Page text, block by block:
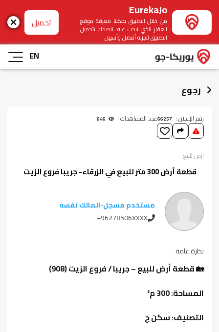
EurekaJo
من خلال التطبيق يمكننا معرفة موقع
العقار الذي تبحث عنه. ننصحك بتحميل
التطبيق لتجربة أفضل وأسهل
تحميل
EN
رجوع
رقم الإعلان : 66257عدد المشاهدات :
ارضللبيع
قطعة أرض 300 متر للبيع في الزرقاء- جريبا فروع الزيت
مستخدم مسجل-المالك نفسه
+96278506XXXX
نظرة عامة
🏡 قطعة أرض للبيع – جريبا / فروع الزيت (908)
المساحة: 300 م²
التصنيف: سكن ج